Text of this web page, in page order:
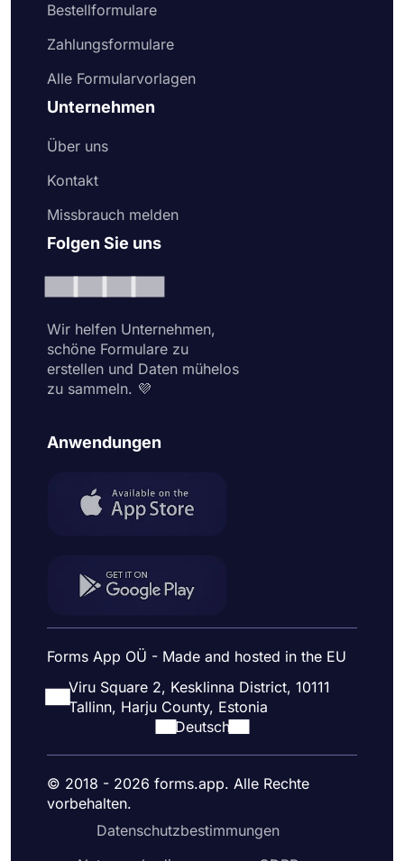
Bestellformulare
Zahlungsformulare
Alle Formularvorlagen
Unternehmen
Über uns
Kontakt
Missbrauch melden
Folgen Sie uns
Wir helfen Unternehmen,
schöne Formulare zu
erstellen und Daten mühelos
zu sammeln. 💜
Anwendungen
Forms App OÜ - Made and hosted in the EU
Viru Square 2, Kesklinna District, 10111
Tallinn, Harju County, Estonia
Deutsch
© 2018 - 2026 forms.app. Alle Rechte
vorbehalten.
Datenschutzbestimmungen